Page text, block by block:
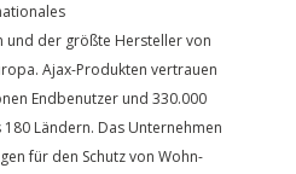
und der größte Hersteller von
Ajax-Produkten vertrauen
Endbenutzer und 330.000
Ländern. Das Unternehmen
für den Schutz von Wohn-